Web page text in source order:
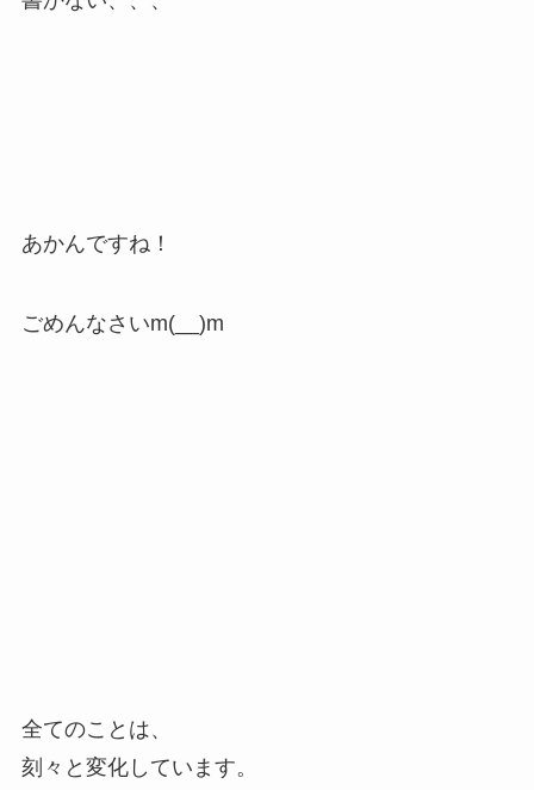
あかんですね！
ごめんなさいm(__)m
全てのことは、
刻々と変化しています。